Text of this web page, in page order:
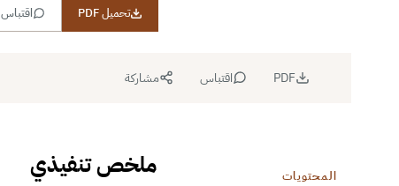
تحميل PDF اقتباس
PDF اقتباس مشاركة
المحتويات ملخص تنفيذي